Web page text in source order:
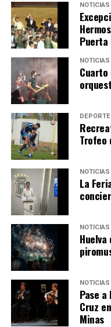
4º DÍA DE LAS
hace 6 días Huelvatv
SEXTA CORRIDA DE
2026
hace 4 días· Huelvatv
NOTICIAS
Puerta
NOTICIAS
Cuarto
Trofeo
NOTICIAS
La
NOTICIAS
NOTICIAS
Pase
Cruz
Minas